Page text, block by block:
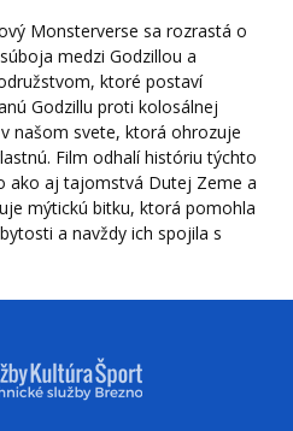
Monsterverse sa rozrastá o
medzi Godzillou a
ktoré postaví
Godzillu proti kolosálnej
našom svete, ktorá ohrozuje
Film odhalí históriu týchto
ako aj tajomstvá Dutej Zeme a
mýtickú bitku, ktorá pomohla
a navždy ich spojila s